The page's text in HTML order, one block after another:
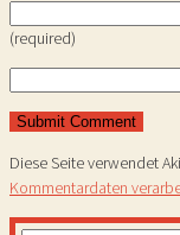
(required)
Diese Seite verwendet
Kommentardaten